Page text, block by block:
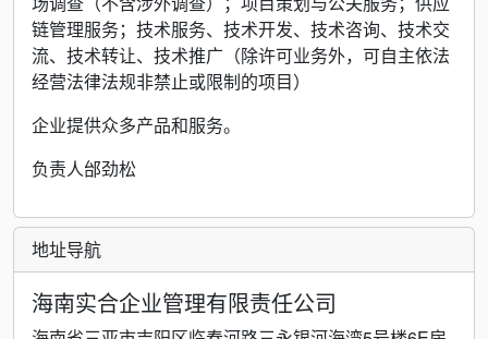
链管理服务；技术服务、技术开发、技术咨询、技术交
流、技术转让、技术推广（除许可业务外，可自主依法
经营法律法规非禁止或限制的项目）
企业提供众多产品和服务。
负责人邰劲松
地址导航
海南实合企业管理有限责任公司